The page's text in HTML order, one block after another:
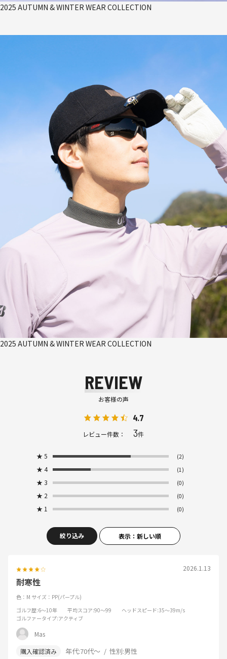
2025 AUTUMN & WINTER WEAR COLLECTION
2025 AUTUMN & WINTER WEAR COLLECTION
REVIEW
お客様の声
4.7
レビュー件数： 3件
★ 5 (2)
★ 4 (1)
★ 3 (0)
★ 2 (0)
★ 1 (0)
絞り込み 表示：新しい順
2026.1.13
耐寒性
色：M サイズ：PP(パープル)
ゴルフ歴:6～10年 平均スコア:90～99 ヘッドスピード:35～39m/s
ゴルファータイプ:アクティブ
Mas
年代:70代～ 性別:男性